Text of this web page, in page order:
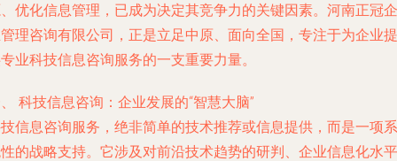
优化信息管理，已成为决定其竞争力的关键因素。河南正冠企
理咨询有限公司，正是立足中原、面向全国，专注于为企业提
业科技信息咨询服务的一支重要力量。
科技信息咨询：企业发展的“智慧大脑”
信息咨询服务，绝非简单的技术推荐或信息提供，而是一项系
的战略支持。它涉及对前沿技术趋势的研判、企业信息化水平